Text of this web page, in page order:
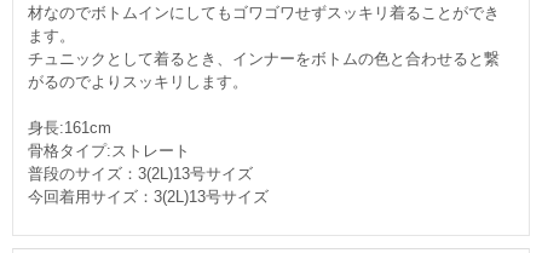
材なのでボトムインにしてもゴワゴワせずスッキリ着ることができ
ます。
チュニックとして着るとき、インナーをボトムの色と合わせると繋
がるのでよりスッキリします。
身長:161cm
骨格タイプ:ストレート
普段のサイズ：3(2L)13号サイズ
今回着用サイズ：3(2L)13号サイズ